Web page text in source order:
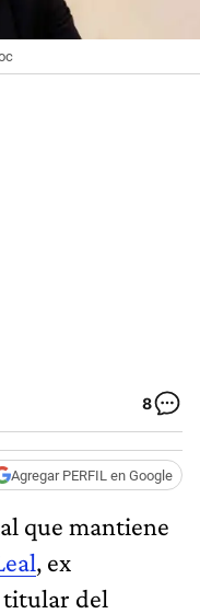
8
Agregar PERFIL en Google
que mantiene
, ex
titular del